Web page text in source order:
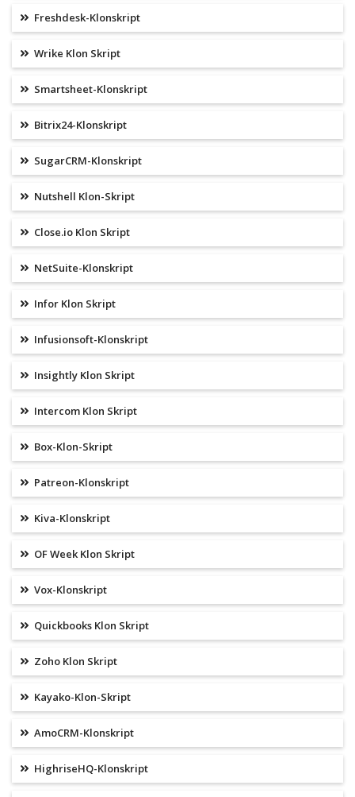
Freshdesk-Klonskript
Wrike Klon Skript
Smartsheet-Klonskript
Bitrix24-Klonskript
SugarCRM-Klonskript
Nutshell Klon-Skript
Close.io Klon Skript
NetSuite-Klonskript
Infor Klon Skript
Infusionsoft-Klonskript
Insightly Klon Skript
Intercom Klon Skript
Box-Klon-Skript
Patreon-Klonskript
Kiva-Klonskript
OF Week Klon Skript
Vox-Klonskript
Quickbooks Klon Skript
Zoho Klon Skript
Kayako-Klon-Skript
AmoCRM-Klonskript
HighriseHQ-Klonskript